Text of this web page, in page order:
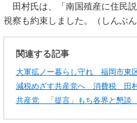
田村氏は、「南国殖産に住民
視察も約束しました。（しんぶ
関連する記事
大軍拡ノー暮らし守れ 福岡市東
減税めざす共産党へ 消費税 田
共産党 「提言」もち各界と懇談